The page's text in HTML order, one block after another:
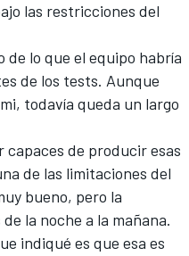
las restricciones del
de lo que el equipo habría
de los tests. Aunque
todavía queda un largo
capaces de producir esas
de las limitaciones del
bueno, pero la
la noche a la mañana.
indiqué es que esa es